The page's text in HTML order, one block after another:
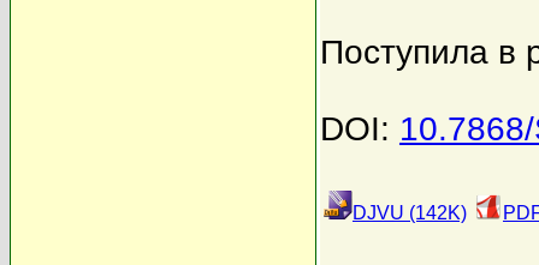
Поступила в
DOI:
DJVU (142K)